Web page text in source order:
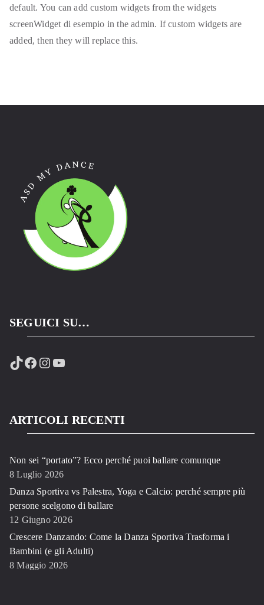
default. You can add custom widgets from the widgets
screenWidget di esempio in the admin. If custom widgets are
added, then they will replace this.
SEGUICI SU…
TikTok
Facebook
Instagram
YouTube
ARTICOLI RECENTI
Non sei “portato”? Ecco perché puoi ballare comunque
8 Luglio 2026
Danza Sportiva vs Palestra, Yoga e Calcio: perché sempre più
persone scelgono di ballare
12 Giugno 2026
Crescere Danzando: Come la Danza Sportiva Trasforma i
Bambini (e gli Adulti)
8 Maggio 2026